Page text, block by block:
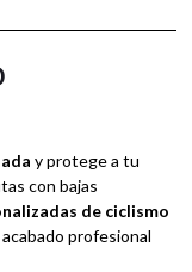
y protege a tu
con bajas
de ciclismo
profesional